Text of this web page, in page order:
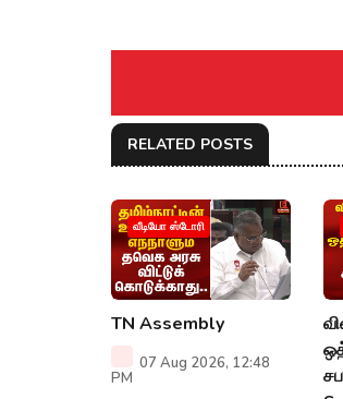
RELATED POSTS
வீடியோ ஸ்டோரி
TN Assembly
07 Aug 2026, 12:48
PM